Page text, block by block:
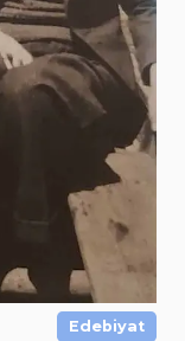
Edebiyat